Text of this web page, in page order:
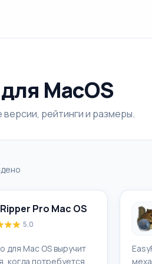
MacOS
рейтинги и размеры.
Ripper Pro Mac OS
5.0
для Mac OS выручит
когда потребуется